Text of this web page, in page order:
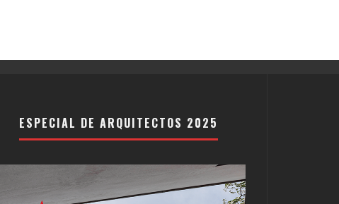
ESPECIAL DE ARQUITECTOS 2025